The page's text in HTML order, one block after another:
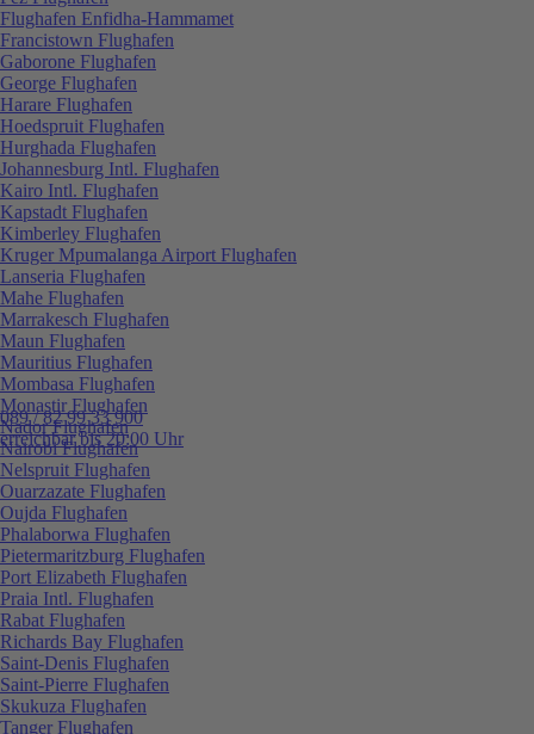
089 / 82 99 33 900
erreichbar bis 20:00 Uhr
Flughafen Enfidha-Hammamet
Francistown Flughafen
Gaborone Flughafen
George Flughafen
Harare Flughafen
Hoedspruit Flughafen
Hurghada Flughafen
Johannesburg Intl. Flughafen
Kairo Intl. Flughafen
Kapstadt Flughafen
Kimberley Flughafen
Kruger Mpumalanga Airport Flughafen
Lanseria Flughafen
Mahe Flughafen
Marrakesch Flughafen
Maun Flughafen
Mauritius Flughafen
Mombasa Flughafen
Monastir Flughafen
Nador Flughafen
Nairobi Flughafen
Nelspruit Flughafen
Ouarzazate Flughafen
Oujda Flughafen
Phalaborwa Flughafen
Pietermaritzburg Flughafen
Port Elizabeth Flughafen
Praia Intl. Flughafen
Rabat Flughafen
Richards Bay Flughafen
Saint-Denis Flughafen
Saint-Pierre Flughafen
Skukuza Flughafen
Tanger Flughafen